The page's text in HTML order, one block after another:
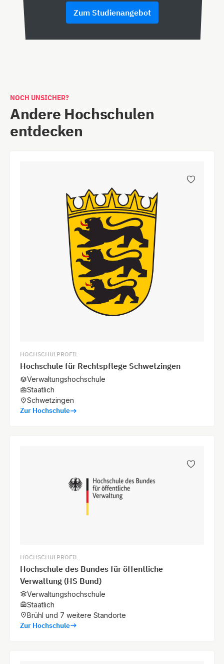
Zum Studienangebot
NOCH UNSICHER?
Andere Hochschulen
entdecken
HOCHSCHULPROFIL
Hochschule für Rechtspflege Schwetzingen
Verwaltungshochschule
Staatlich
Schwetzingen
Zur Hochschule
HOCHSCHULPROFIL
Hochschule des Bundes für öffentliche
Verwaltung (HS Bund)
Verwaltungshochschule
Staatlich
Brühl und 7 weitere Standorte
Zur Hochschule